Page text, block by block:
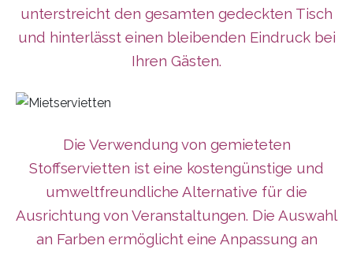
unterstreicht den gesamten gedeckten Tisch
und hinterlässt einen bleibenden Eindruck bei
Ihren Gästen.
Die Verwendung von gemieteten
Stoffservietten ist eine kostengünstige und
umweltfreundliche Alternative für die
Ausrichtung von Veranstaltungen. Die Auswahl
an Farben ermöglicht eine Anpassung an